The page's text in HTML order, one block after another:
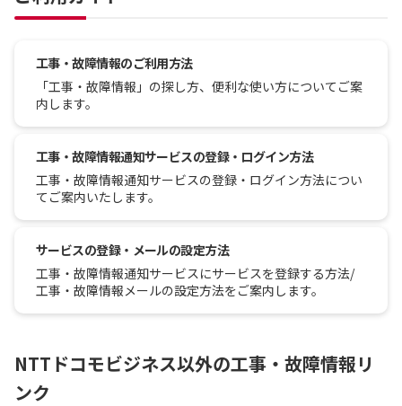
工事・故障情報のご利用方法
「工事・故障情報」の探し方、便利な使い方についてご案
内します。
工事・故障情報通知サービスの登録・ログイン方法
工事・故障情報通知サービスの登録・ログイン方法につい
てご案内いたします。
サービスの登録・メールの設定方法
工事・故障情報通知サービスにサービスを登録する方法/
工事・故障情報メールの設定方法をご案内します。
NTTドコモビジネス以外の工事・故障情報リ
ンク